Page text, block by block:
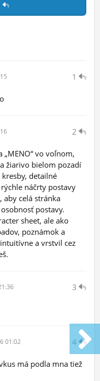
1
2
vo voľnom,
žiarivo bielom pozadí
detailné
náčrty postavy
celá stránka
postavy.
sheet, ale ako
poznámok a
a vrstvil cez
3
4
01:02
má podla mna tiež